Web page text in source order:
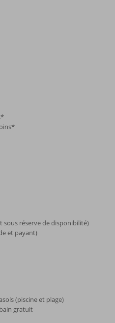
sous réserve de disponibilité)
et payant)
(piscine et plage)
gratuit